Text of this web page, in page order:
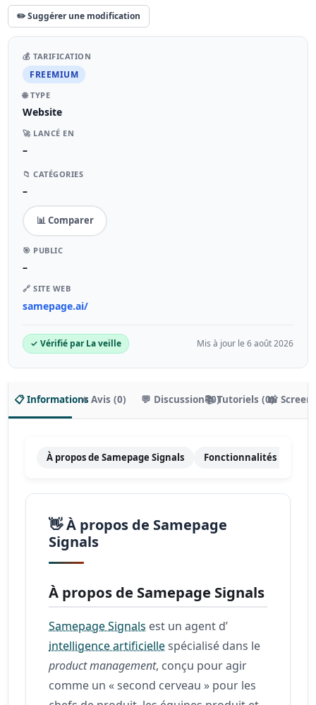
✏️ Suggérer une modification
💰 TARIFICATION
FREEMIUM
🌐 TYPE
Website
🚀 LANCÉ EN
–
📁 CATÉGORIES
–
📊 Comparer
🎯 PUBLIC
–
🔗 SITE WEB
samepage.ai/
✓ Vérifié par La veille Mis à jour le 6 août 2026
📋 Informations⭐ Avis (0) 💬 Discussion (0)📚 Tutoriels (0)📸
À propos de Samepage Signals Fonctionnalités
👋 À propos de Samepage
Signals
À propos de Samepage Signals
Samepage Signals est un agent d’
intelligence artificiellespécialisé dans le
product management, conçu pour agir
comme un « second cerveau » pour les